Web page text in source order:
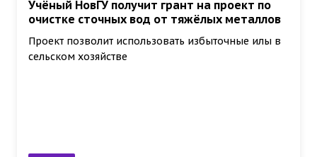
Учёный НовГУ получит грант на проект по
очистке сточных вод от тяжёлых металлов
Проект позволит использовать избыточные илы в
сельском хозяйстве